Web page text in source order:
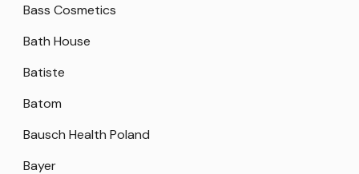
Bass Cosmetics
Bath House
Batiste
Batom
Bausch Health Poland
Bayer